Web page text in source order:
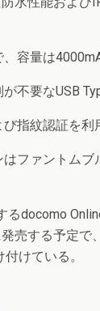
容量は
不要なUSB
指紋認証を利
ファントムブ
るdocomo
売する予定で
けている。